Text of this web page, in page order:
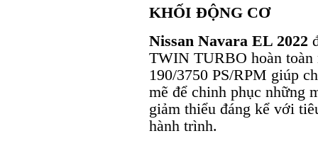
KHỐI ĐỘNG CƠ
Nissan Navara EL 2022
TWIN TURBO hoàn
190/3750 PS/RPM giúp
mẽ để chinh phục những
giảm thiểu đáng kể với
hành trình.